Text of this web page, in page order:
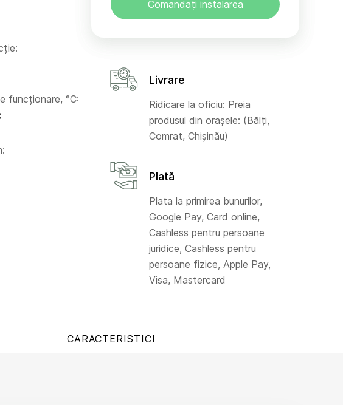
funcționare, °C:
Comandați instalarea
Livrare
Ridicare la oficiu: Preia
produsul din orașele: (Bălți,
Comrat, Chișinău)
Plată
Plata la primirea bunurilor,
Google Pay, Card online,
Cashless pentru persoane
juridice, Cashless pentru
persoane fizice, Apple Pay,
Visa, Mastercard
CARACTERISTICI